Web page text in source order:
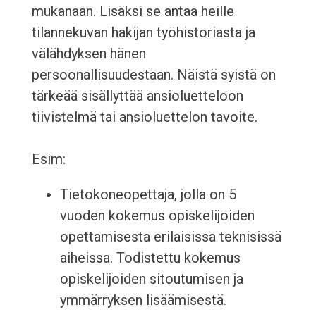
mukanaan. Lisäksi se antaa heille
tilannekuvan hakijan työhistoriasta ja
välähdyksen hänen
persoonallisuudestaan. Näistä syistä on
tärkeää sisällyttää ansioluetteloon
tiivistelmä tai ansioluettelon tavoite.
Esim:
Tietokoneopettaja, jolla on 5
vuoden kokemus opiskelijoiden
opettamisesta erilaisissa teknisissä
aiheissa. Todistettu kokemus
opiskelijoiden sitoutumisen ja
ymmärryksen lisäämisestä.